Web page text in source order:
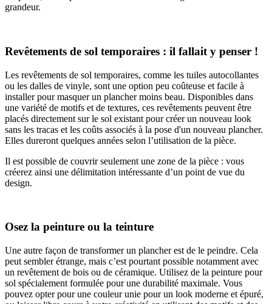
grandeur.
Revêtements de sol temporaires : il fallait y penser !
Les revêtements de sol temporaires, comme les tuiles autocollantes
ou les dalles de vinyle, sont une option peu coûteuse et facile à
installer pour masquer un plancher moins beau. Disponibles dans
une variété de motifs et de textures, ces revêtements peuvent être
placés directement sur le sol existant pour créer un nouveau look
sans les tracas et les coûts associés à la pose d'un nouveau plancher.
Elles dureront quelques années selon l’utilisation de la pièce.
Il est possible de couvrir seulement une zone de la pièce : vous
créerez ainsi une délimitation intéressante d’un point de vue du
design.
Osez la peinture ou la teinture
Une autre façon de transformer un plancher est de le peindre. Cela
peut sembler étrange, mais c’est pourtant possible notamment avec
un revêtement de bois ou de céramique. Utilisez de la peinture pour
sol spécialement formulée pour une durabilité maximale. Vous
pouvez opter pour une couleur unie pour un look moderne et épuré,